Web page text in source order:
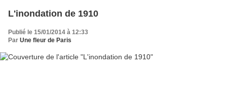
L'inondation de 1910
Publié le 15/01/2014 à 12:33
Par Une fleur de Paris